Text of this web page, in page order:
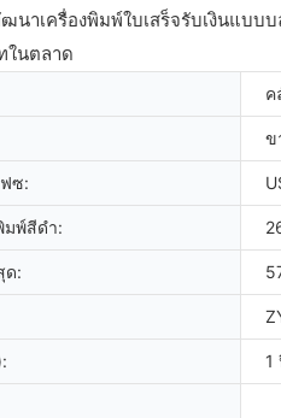
เครื่องพิมพ์ใบเสร็จรับเงินแบบ
ในตลาด
ค
ข
ฟซ:
มพ์สีดำ:
ด:
1